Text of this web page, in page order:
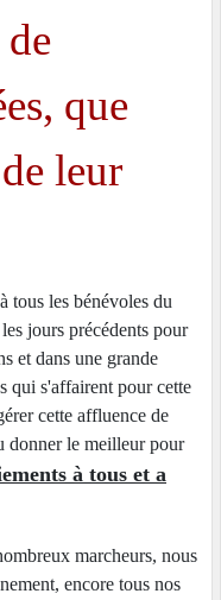
que
leur
tous les bénévoles du
jours précédents pour
et dans une grande
qui s'affairent pour cette
cette affluence de
donner le meilleur pour
à tous et a
marcheurs, nous
encore tous nos